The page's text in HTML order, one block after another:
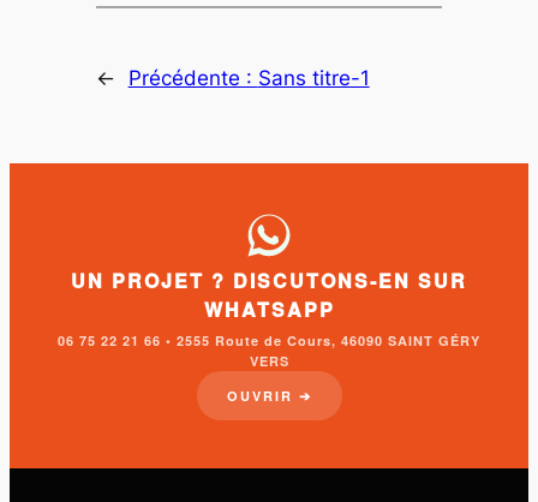
← Précédente : Sans titre-1
UN PROJET ? DISCUTONS-EN SUR
WHATSAPP
06 75 22 21 66 • 2555 Route de Cours, 46090 SAINT GÉRY
VERS
OUVRIR ➔